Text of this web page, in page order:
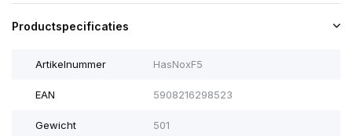
Productspecificaties
Artikelnummer HasNoxF5
EAN 5908216298523
Gewicht 501